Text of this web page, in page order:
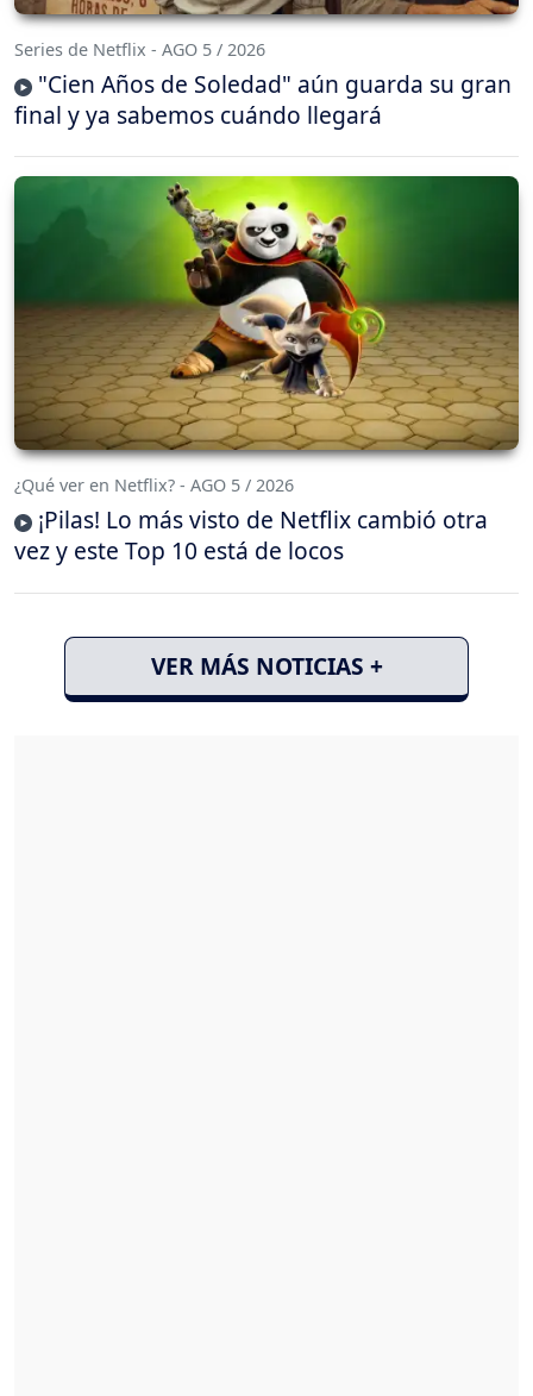
Series de Netflix - AGO 5 / 2026
"Cien Años de Soledad" aún guarda su gran
final y ya sabemos cuándo llegará
¿Qué ver en Netflix? - AGO 5 / 2026
¡Pilas! Lo más visto de Netflix cambió otra
vez y este Top 10 está de locos
VER MÁS NOTICIAS +